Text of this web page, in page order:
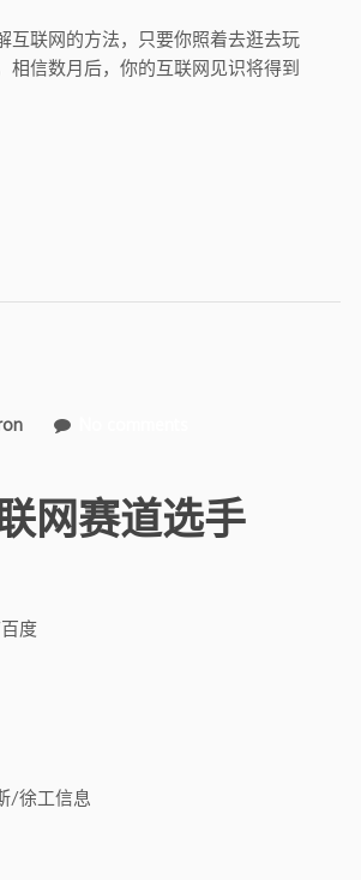
互联网的方法，只要你照着去逛去玩
相信数月后，你的互联网见识将得到
网赛道选手
度
/徐工信息